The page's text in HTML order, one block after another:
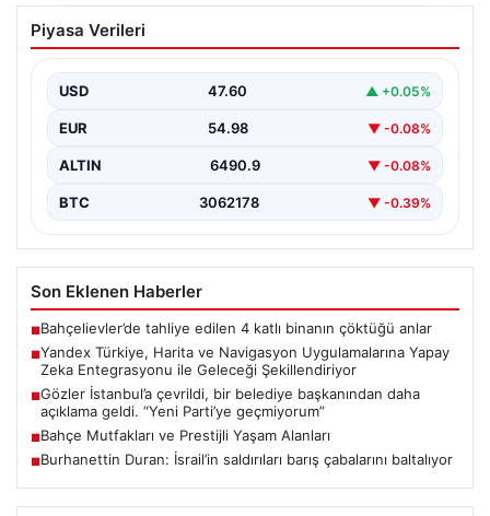
Yandex Türkiye, Harita ve Navigasyon
Uygulamalarına Yapay Zeka
Şekillendiriyor
Yandex Türkiye, teknolojik gelişmeler ışığında önemli
bir adım atarak, en popüler harita ve navigasyon…
Piyasa Verileri
USD 47.60 ▲ +0.05%
EUR 54.98 ▼ -0.08%
ALTIN 6490.9 ▼ -0.08%
BTC 3062178 ▼ -0.39%
Son Eklenen Haberler
■Bahçelievler’de tahliye edilen 4 katlı binanın çöktüğü anlar
■Yandex Türkiye, Harita ve Navigasyon Uygulamalarına Yapay
Zeka Entegrasyonu ile Geleceği Şekillendiriyor
■Gözler İstanbul’a çevrildi, bir belediye başkanından daha
açıklama geldi. “Yeni Parti’ye geçmiyorum”
■Bahçe Mutfakları ve Prestijli Yaşam Alanları
■Burhanettin Duran: İsrail’in saldırıları barış çabalarını baltalıyor